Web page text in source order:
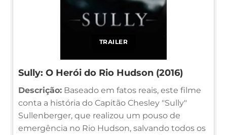
TRAILER
Sully: O Herói do Rio Hudson (2016)
Descrição: Baseado em fatos reais, este filme
conta a história do Capitão Chesley "Sully"
Sullenberger, que realizou um pouso de
emergência no Rio Hudson, salvando todos os